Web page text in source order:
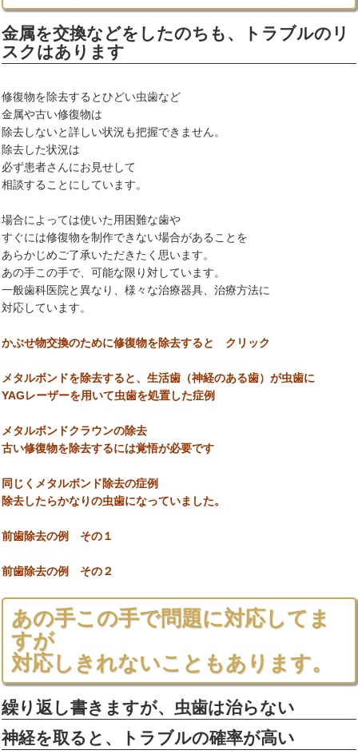
金属を交換などをしたのちも、トラブルのリ
スクはあります
修復物を除去するとひどい虫歯など
金属や古い修復物は
除去しないと詳しい状況も把握できません。
除去した状況は
必ず患者さんにお見せして
相談することにしています。
場合によっては使いた用困難な歯や
すぐには修復物を制作できない場合があることを
あらかじめご了承いただきたく思います。
あの手この手で、可能な限り対しています。
一般歯科医院と異なり、様々な治療器具、治療方法に
対応しています。
かぶせ物交換のために修復物を除去すると クリック
メタルボンドを除去すると、生活歯（神経のある歯）が虫歯に
YAGレーザーを用いて虫歯を処置した症例
メタルボンドクラウンの除去
古い修復物を除去するには覚悟が必要です
同じくメタルボンド除去の症例
除去したらかなりの虫歯になっていました。
前歯除去の例 その１
前歯除去の例 その２
あの手この手で問題に対応してま
すが
対応しきれないこともあります。
繰り返し書きますが、虫歯は治らない
神経を取ると、トラブルの確率が高い